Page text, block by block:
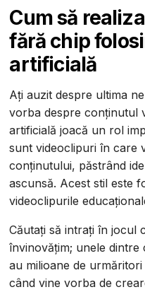
Cum să
fără chip
artificială
Ați auzit despre ultima
vorba despre conținutul
artificială joacă un rol
sunt videoclipuri în care
conținutului, păstrând
ascunsă. Acest stil este
videoclipurile
Căutați să intrați în jocul
învinovățim; unele dintre
au milioane de
când vine vorba de